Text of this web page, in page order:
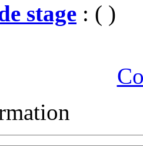
stage : ( )